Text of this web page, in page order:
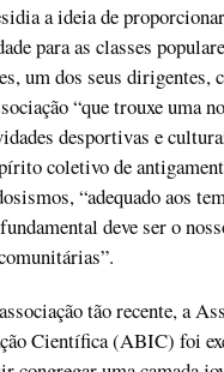
a ideia de
para as classes
um dos seus dirigentes,
“que trouxe uma
desportivas e
coletivo de
“adequado aos
deve ser o
tão recente, a
Científica (ABIC) foi